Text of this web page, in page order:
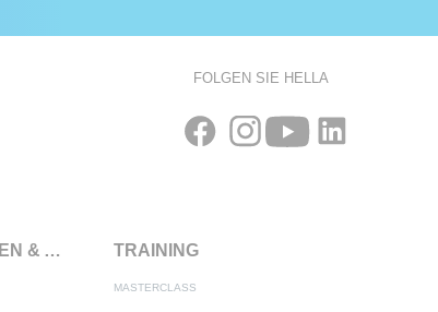
FOLGEN SIE HELLA
KAMPAGNEN & AKTIONEN TRAINING
MASTERCLASS